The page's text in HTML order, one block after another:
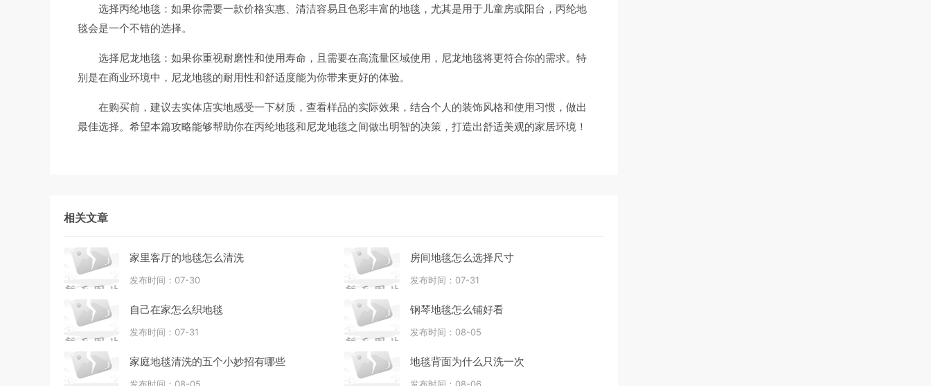
选择丙纶地毯：如果你需要一款价格实惠、清洁容易且色彩丰富的地毯，尤其是用于儿童房或阳台，丙纶地
毯会是一个不错的选择。
选择尼龙地毯：如果你重视耐磨性和使用寿命，且需要在高流量区域使用，尼龙地毯将更符合你的需求。特
别是在商业环境中，尼龙地毯的耐用性和舒适度能为你带来更好的体验。
在购买前，建议去实体店实地感受一下材质，查看样品的实际效果，结合个人的装饰风格和使用习惯，做出
最佳选择。希望本篇攻略能够帮助你在丙纶地毯和尼龙地毯之间做出明智的决策，打造出舒适美观的家居环境！
相关文章
家里客厅的地毯怎么清洗
发布时间：07-30
房间地毯怎么选择尺寸
发布时间：07-31
自己在家怎么织地毯
发布时间：07-31
钢琴地毯怎么铺好看
发布时间：08-05
家庭地毯清洗的五个小妙招有哪些
发布时间：08-05
地毯背面为什么只洗一次
发布时间：08-06